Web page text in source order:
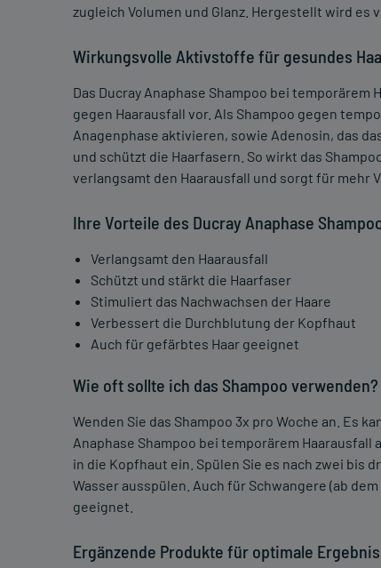
zugleich Volumen und Glanz. Hergestellt wird es
Wirkungsvolle Aktivstoffe für gesundes
Das Ducray Anaphase Shampoo bei
gegen Haarausfall vor. Als Shampoo gegen
Anagenphase aktivieren, sowie Adenosin, das
und schützt die Haarfasern. So wirkt das
verlangsamt den Haarausfall und sorgt für mehr
Ihre Vorteile des Ducray Anaphase
Verlangsamt den Haarausfall
Schützt und stärkt die Haarfaser
Stimuliert das Nachwachsen der Haare
Verbessert die Durchblutung der Kopfhaut
Auch für gefärbtes Haar geeignet
Wie oft sollte ich das Shampoo verwenden?
Wenden Sie das Shampoo 3x pro Woche an. Es
Anaphase Shampoo bei temporärem Haarausfall
in die Kopfhaut ein. Spülen Sie es nach zwei bis
Wasser ausspülen. Auch für Schwangere (ab
geeignet.
Ergänzende Produkte für optimale